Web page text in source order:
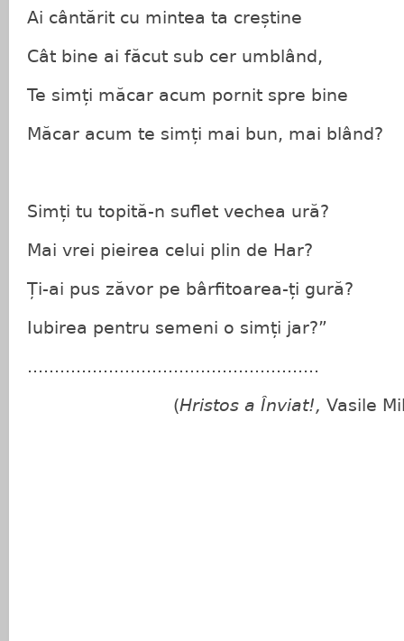
Ai cântărit cu mintea ta creștine
Cât bine ai făcut sub cer umblând,
Te simți măcar acum pornit spre bine
Măcar acum te simți mai bun, mai blând?
Simți tu topită-n suflet vechea ură?
Mai vrei pieirea celui plin de Har?
Ți-ai pus zăvor pe bârfitoarea-ți gură?
Iubirea pentru semeni o simți jar?”
......................................................
(Hristos a Înviat!, Vasile